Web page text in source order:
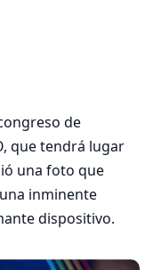
de
que tendrá lugar
una foto que
inminente
dispositivo.